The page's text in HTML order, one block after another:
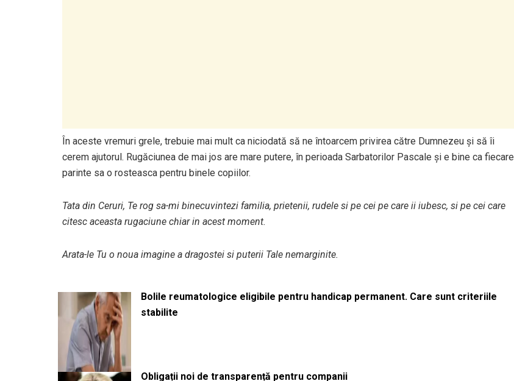
În aceste vremuri grele, trebuie mai mult ca niciodată să ne întoarcem privirea către Dumnezeu și să îi
cerem ajutorul. Rugăciunea de mai jos are mare putere, în perioada Sarbatorilor Pascale și e bine ca fiecare
parinte sa o rosteasca pentru binele copiilor.
Tata din Ceruri, Te rog sa-mi binecuvintezi familia, prietenii, rudele si pe cei pe care ii iubesc, si pe cei care
citesc aceasta rugaciune chiar in acest moment.
Arata-le Tu o noua imagine a dragostei si puterii Tale nemarginite.
Bolile reumatologice eligibile pentru handicap permanent. Care sunt criteriile
stabilite
Obligații noi de transparență pentru companii